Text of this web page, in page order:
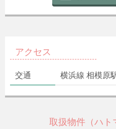
アクセス
交通 横浜線 相模原
取扱物件（ハト